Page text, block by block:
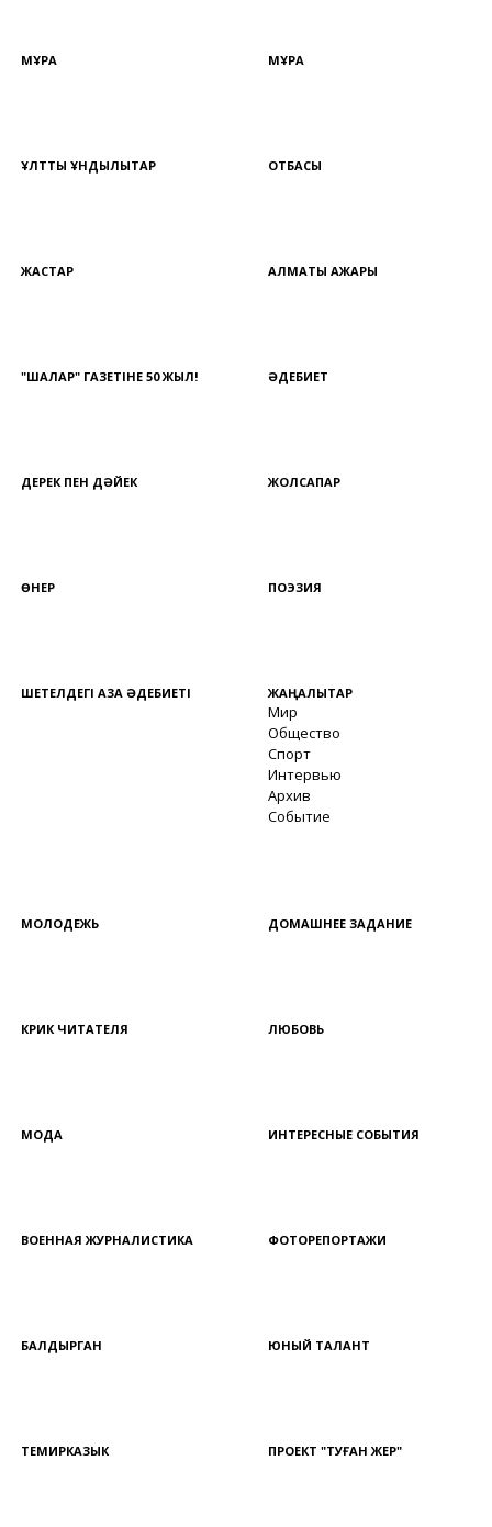
МҰРА МҰРА
ҰЛТТЫҚ ҚҰНДЫЛЫҚТАР ОТБАСЫ
ЖАСТАР АЛМАТЫ АЖАРЫ
"ШАЛҚАР" ГАЗЕТІНЕ 50 ЖЫЛ! ӘДЕБИЕТ
ДЕРЕК ПЕН ДӘЙЕК ЖОЛСАПАР
ӨНЕР ПОЭЗИЯ
ШЕТЕЛДЕГІ ҚАЗАҚ ӘДЕБИЕТІ ЖАҢАЛЫҚТАР
Мир
Общество
Спорт
Интервью
Архив
Событие
МОЛОДЕЖЬ ДОМАШНЕЕ ЗАДАНИЕ
КРИК ЧИТАТЕЛЯ ЛЮБОВЬ
МОДА ИНТЕРЕСНЫЕ СОБЫТИЯ
ВОЕННАЯ ЖУРНАЛИСТИКА ФОТОРЕПОРТАЖИ
БАЛДЫРГАН ЮНЫЙ ТАЛАНТ
ТЕМИРКАЗЫК ПРОЕКТ "ТУҒАН ЖЕР"